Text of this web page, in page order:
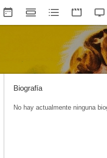
Biografía
No hay actualmente ninguna